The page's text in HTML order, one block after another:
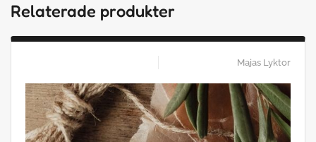
Relaterade produkter
Majas Lyktor